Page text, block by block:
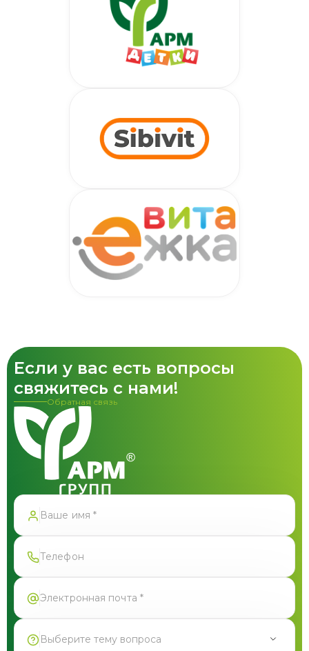
Если у вас есть вопросы
свяжитесь с нами!
Обратная связь
Выберите тему вопроса
Форма успешно отправлена